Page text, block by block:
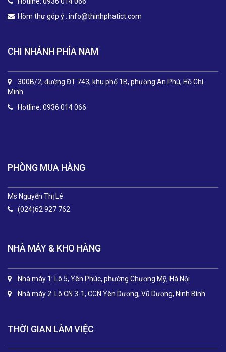
Hòm thư góp ý : info@thinhphatict.com
CHI NHÁNH PHÍA NAM
300B/2, đường ĐT 743, khu phố 1B, phường An Phú, Hồ Chí
Minh
Hotline: 0936 014 066
PHÒNG MUA HÀNG
Ms Nguyễn Thị Lê
(024)62 927 762
NHÀ MÁY & KHO HÀNG
Nhà máy 1: Lô 5, Yên Phúc, phường Chương Mỹ, Hà Nội
Nhà máy 2: Lô CN 3-1, CCN Yên Dương, Vũ Dương, Ninh Bình
THỜI GIAN LÀM VIỆC